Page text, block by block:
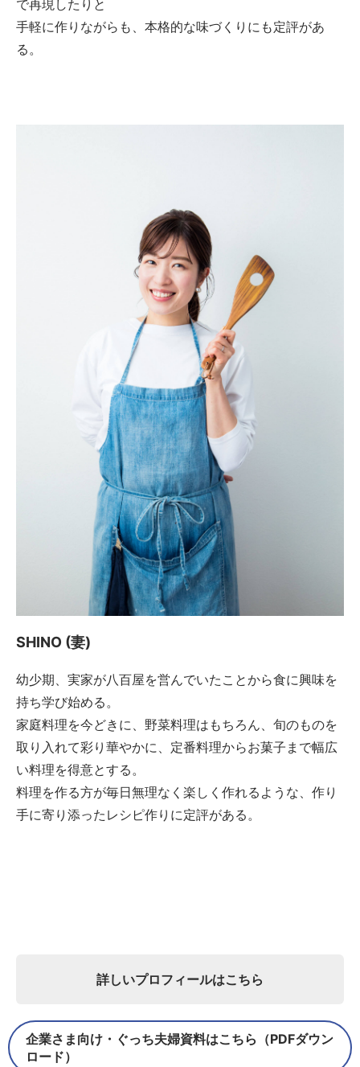
で再現したりと
手軽に作りながらも、本格的な味づくりにも定評があ
る。
SHINO (妻)
幼少期、実家が八百屋を営んでいたことから食に興味を
持ち学び始める。
家庭料理を今どきに、野菜料理はもちろん、旬のものを
取り入れて彩り華やかに、定番料理からお菓子まで幅広
い料理を得意とする。
料理を作る方が毎日無理なく楽しく作れるような、作り
手に寄り添ったレシピ作りに定評がある。
詳しいプロフィールはこちら
企業さま向け・ぐっち夫婦資料はこちら（PDFダウン
ロード）